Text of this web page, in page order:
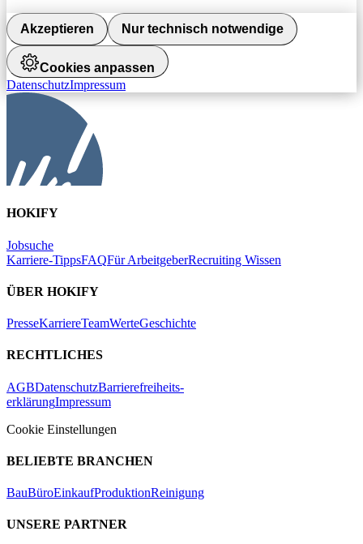
Akzeptieren Nur technisch notwendige
Cookies anpassen
DatenschutzImpressum
HOKIFY
Jobsuche
Karriere-TippsFAQFür ArbeitgeberRecruiting Wissen
ÜBER HOKIFY
PresseKarriereTeamWerteGeschichte
RECHTLICHES
AGBDatenschutzBarrierefreiheits-
erklärungImpressum
Cookie Einstellungen
BELIEBTE BRANCHEN
BauBüroEinkaufProduktionReinigung
UNSERE PARTNER